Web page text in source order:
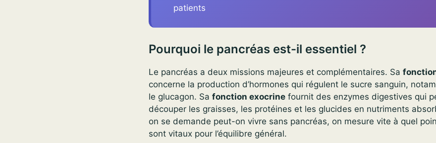
patients
Pourquoi le pancréas est-il essentiel ?
Le pancréas a deux missions majeures et complémentaires. Sa
concerne la production d’hormones qui régulent le sucre sanguin,
le glucagon. Sa fonction exocrine fournit des enzymes digestives qui
découper les graisses, les protéines et les glucides en nutriments
on se demande peut-on vivre sans pancréas, on mesure vite à quel
sont vitaux pour l’équilibre général.